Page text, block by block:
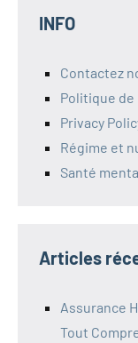
INFO
Contactez
Politique
Privacy
Régime et
Santé
Articles
Assurance
Tout